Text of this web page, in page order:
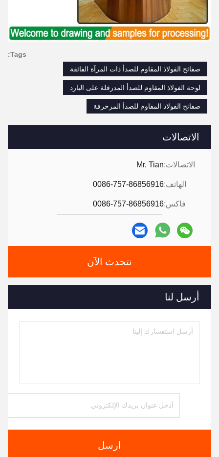
الاتصالات
الاتصالات:Mr. Tian
الهاتف:0086-757-86856916
فاكس:0086-757-86856916
نتحدث الآن
أرسل لنا
ارسل
Tags:
صفائح الفولاذ المقاوم للصدأ ذات المرآة الفائقة
لوحة الفولاذ المقاوم للصدأ المدرفلة على البارد
صفائح الفولاذ المقاوم للصدأ المزخرفة